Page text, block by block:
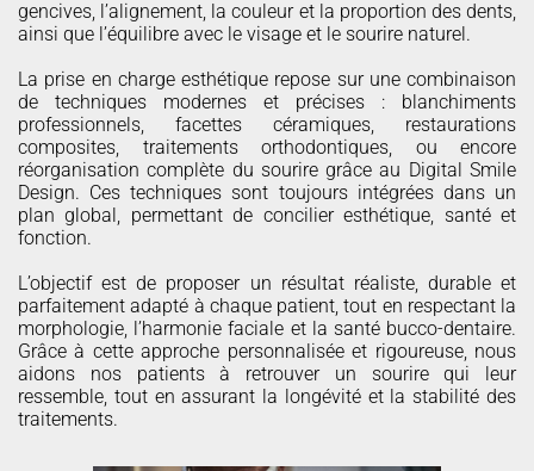
gencives, l’alignement, la couleur et la proportion des dents,
ainsi que l’équilibre avec le visage et le sourire naturel.
La prise en charge esthétique repose sur une combinaison
de techniques modernes et précises : blanchiments
professionnels, facettes céramiques, restaurations
composites, traitements orthodontiques, ou encore
réorganisation complète du sourire grâce au Digital Smile
Design. Ces techniques sont toujours intégrées dans un
plan global, permettant de concilier esthétique, santé et
fonction.
L’objectif est de proposer un résultat réaliste, durable et
parfaitement adapté à chaque patient, tout en respectant la
morphologie, l’harmonie faciale et la santé bucco-dentaire.
Grâce à cette approche personnalisée et rigoureuse, nous
aidons nos patients à retrouver un sourire qui leur
ressemble, tout en assurant la longévité et la stabilité des
traitements.